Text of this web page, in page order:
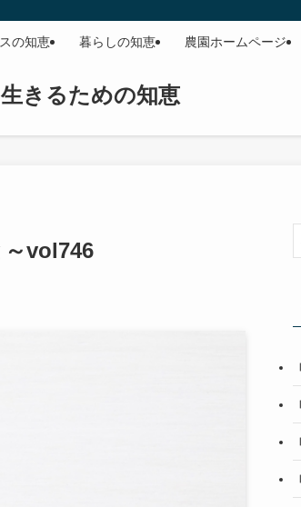
きるための知恵
の知恵 暮らしの知恵 農園ホームページ
～vol746